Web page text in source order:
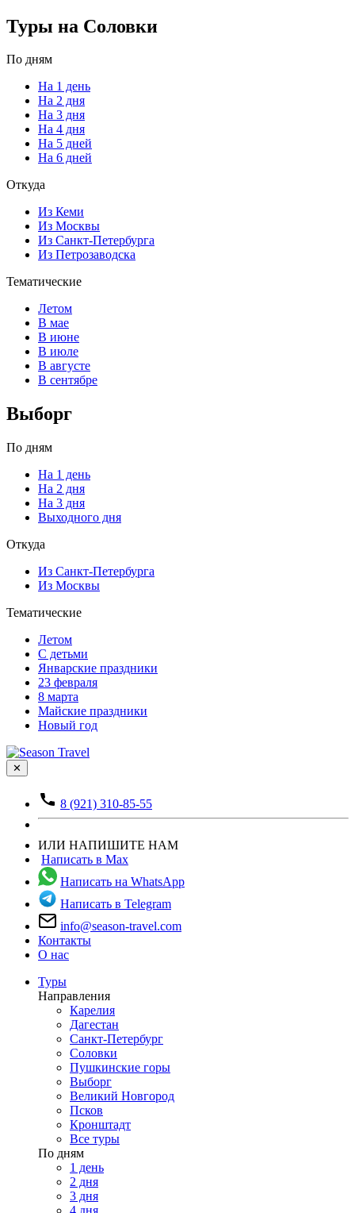
Туры на Соловки
По дням
На 1 день
На 2 дня
На 3 дня
На 4 дня
На 5 дней
На 6 дней
Откуда
Из Кеми
Из Москвы
Из Санкт-Петербурга
Из Петрозаводска
Тематические
Летом
В мае
В июне
В июле
В августе
В сентябре
Выборг
По дням
На 1 день
На 2 дня
На 3 дня
Выходного дня
Откуда
Из Санкт-Петербурга
Из Москвы
Тематические
Летом
С детьми
Январские праздники
23 февраля
8 марта
Майские праздники
Новый год
✕
8 (921) 310-85-55
ИЛИ НАПИШИТЕ НАМ
Написать в Max
Написать на WhatsApp
Написать в Telegram
info@season-travel.com
Контакты
О нас
Туры
Направления
Карелия
Дагестан
Санкт-Петербург
Соловки
Пушкинские горы
Выборг
Великий Новгород
Псков
Кронштадт
Все туры
По дням
1 день
2 дня
3 дня